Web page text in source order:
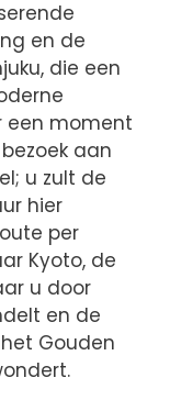
en de
die een
een moment
aan
u zult de
hier
per
Kyoto, de
u door
en de
Gouden